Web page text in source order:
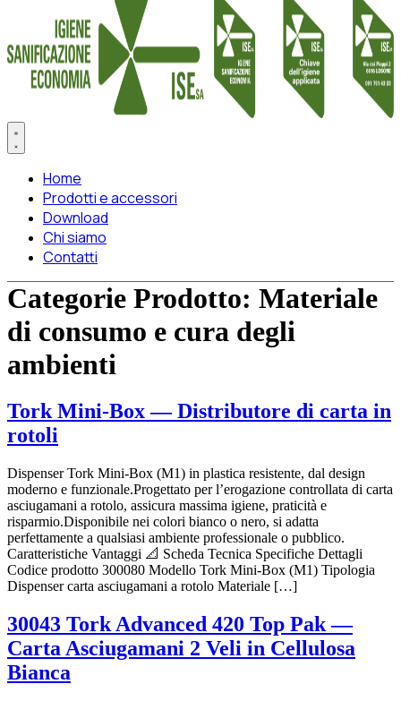
Home
Prodotti e accessori
Download
Chi siamo
Contatti
Categorie Prodotto: Materiale
di consumo e cura degli
ambienti
Tork Mini-Box — Distributore di carta in
rotoli
Dispenser Tork Mini-Box (M1) in plastica resistente, dal design
moderno e funzionale.Progettato per l’erogazione controllata di carta
asciugamani a rotolo, assicura massima igiene, praticità e
risparmio.Disponibile nei colori bianco o nero, si adatta
perfettamente a qualsiasi ambiente professionale o pubblico.
Caratteristiche Vantaggi 📐 Scheda Tecnica Specifiche Dettagli
Codice prodotto 300080 Modello Tork Mini-Box (M1) Tipologia
Dispenser carta asciugamani a rotolo Materiale […]
30043 Tork Advanced 420 Top Pak —
Carta Asciugamani 2 Veli in Cellulosa
Bianca